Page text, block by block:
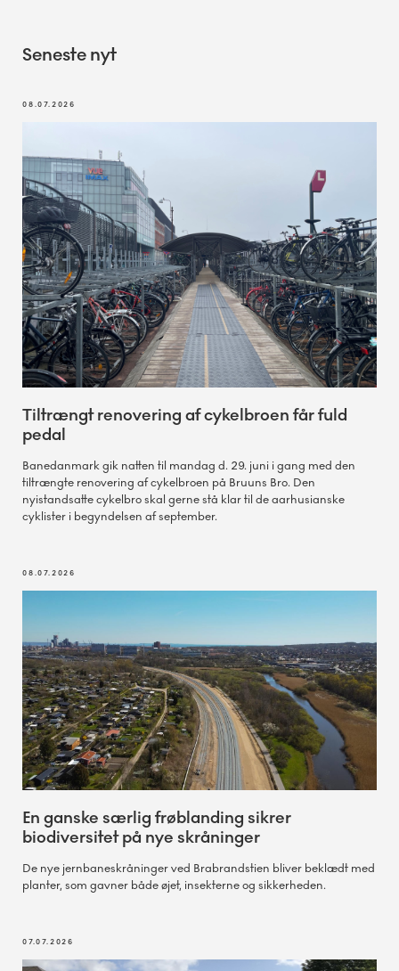
Seneste nyt
08.07.2026
Tiltrængt renovering af cykelbroen får fuld
pedal
Banedanmark gik natten til mandag d. 29. juni i gang med den
tiltrængte renovering af cykelbroen på Bruuns Bro. Den
nyistandsatte cykelbro skal gerne stå klar til de aarhusianske
cyklister i begyndelsen af september.
08.07.2026
En ganske særlig frøblanding sikrer
biodiversitet på nye skråninger
De nye jernbaneskråninger ved Brabrandstien bliver beklædt med
planter, som gavner både øjet, insekterne og sikkerheden.
07.07.2026